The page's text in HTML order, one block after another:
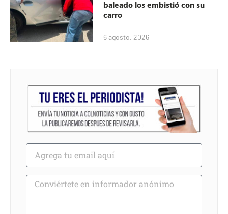
baleado los embistió con su
carro
6 agosto, 2026